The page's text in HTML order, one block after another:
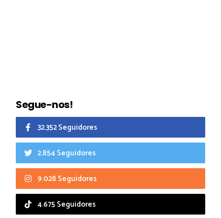
Segue-nos!
32.352 Seguidores
2.854 Seguidores
9.028 Seguidores
4.675 Seguidores